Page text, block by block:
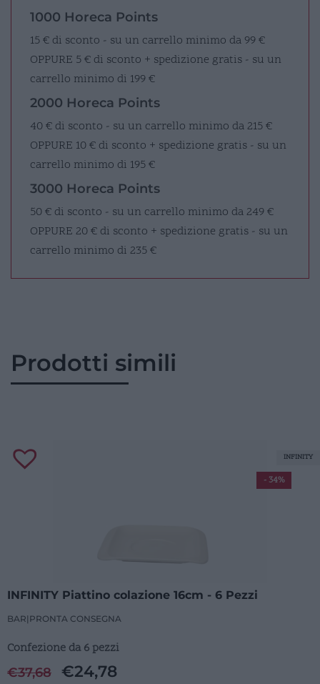
1000 Horeca Points
15 € di sconto - su un carrello minimo da 99 €
OPPURE 5 € di sconto + spedizione gratis - su un
carrello minimo di 199 €
2000 Horeca Points
40 € di sconto - su un carrello minimo da 215 €
OPPURE 10 € di sconto + spedizione gratis - su un
carrello minimo di 195 €
3000 Horeca Points
50 € di sconto - su un carrello minimo da 249 €
OPPURE 20 € di sconto + spedizione gratis - su un
carrello minimo di 235 €
Prodotti simili
INFINITY Piattino colazione 16cm - 6 Pezzi
BAR| PRONTA CONSEGNA
Confezione da 6 pezzi
€37,68 €24,78
- 34%
INFINITY